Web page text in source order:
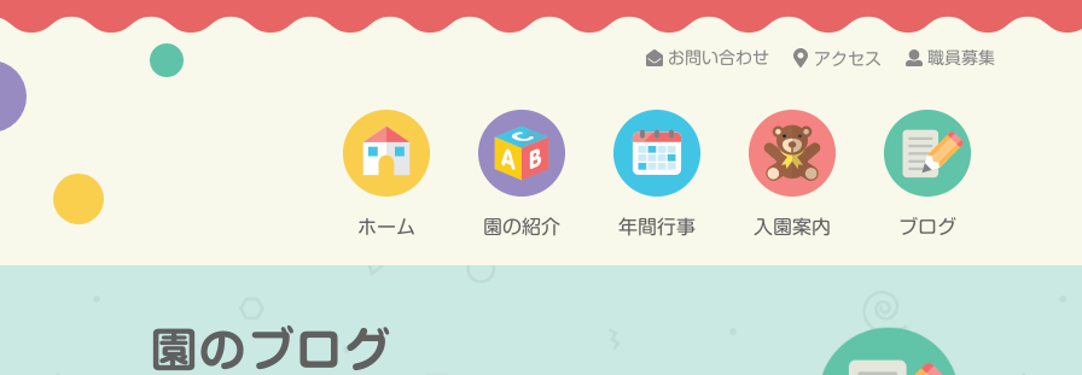
お問い合わせ アクセス 職員募集
ホーム 園の紹介 年間行事 入園案内 ブログ
園のブログ